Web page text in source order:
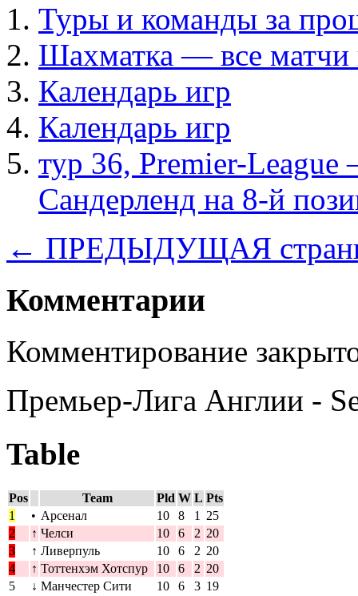
Туры и команды за
Шахматка — все матчи
Календарь игр
Календарь игр
тур 36, Рremier-
Сандерленд на 8-й
← ПРЕДЫДУЩАЯ
Комментарии
Комментирование
Премьер-Лига Англии -
Table
Pos Team Pld W L Pts
1
• Арсенал 10 8 1
25
2
↑ Челси 10 6 2 20
3
↑ Ливерпуль 10 6 2 20
4
↑ Тоттенхэм Хотспур 10 6 2 20
5
↓ Манчестер Сити 10 6 3 19